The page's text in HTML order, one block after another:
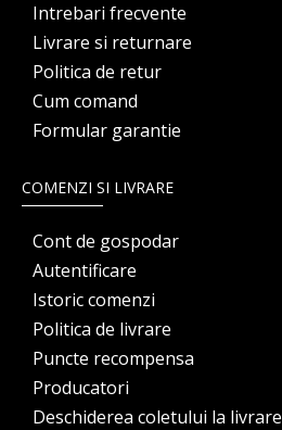
Intrebari frecvente
Livrare si returnare
Politica de retur
Cum comand
Formular garantie
COMENZI SI LIVRARE
Cont de gospodar
Autentificare
Istoric comenzi
Politica de livrare
Puncte recompensa
Producatori
Deschiderea coletului la livrare